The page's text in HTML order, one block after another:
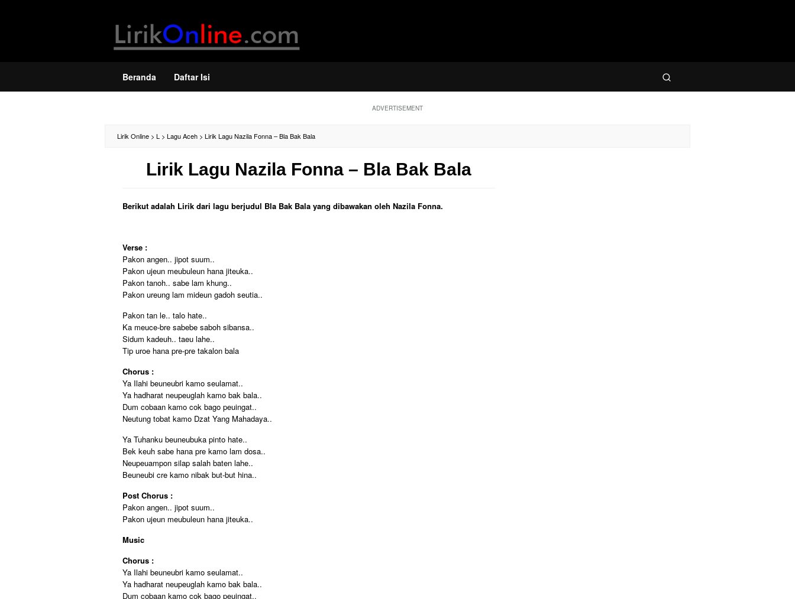
Beranda Daftar Isi
ADVERTISEMENT
Lirik Online > L > Lagu Aceh > Lirik Lagu Nazila Fonna – Bla Bak Bala
Lirik Lagu Nazila Fonna – Bla Bak Bala
Berikut adalah Lirik dari lagu berjudul Bla Bak Bala yang dibawakan oleh Nazila Fonna.
Verse :
Pakon angen.. jipot suum..
Pakon ujeun meubuleun hana jiteuka..
Pakon tanoh.. sabe lam khung..
Pakon ureung lam mideun gadoh seutia..
Pakon tan le.. talo hate..
Ka meuce-bre sabebe saboh sibansa..
Sidum kadeuh.. taeu lahe..
Tip uroe hana pre-pre takalon bala
Chorus :
Ya Ilahi beuneubri kamo seulamat..
Ya hadharat neupeuglah kamo bak bala..
Dum cobaan kamo cok bago peuingat..
Neutung tobat kamo Dzat Yang Mahadaya..
Ya Tuhanku beuneubuka pinto hate..
Bek keuh sabe hana pre kamo lam dosa..
Neupeuampon silap salah baten lahe..
Beuneubi cre kamo nibak but-but hina..
Post Chorus :
Pakon angen.. jipot suum..
Pakon ujeun meubuleun hana jiteuka..
Music
Chorus :
Ya Ilahi beuneubri kamo seulamat..
Ya hadharat neupeuglah kamo bak bala..
Dum cobaan kamo cok bago peuingat..